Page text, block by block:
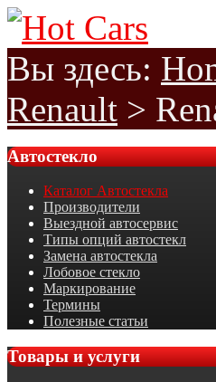
Вы здесь:
Renault >
Автостекло
Каталог Автостекла
Производители
Выездной автосервис
Типы опций автостекл
Замена автостекла
Лобовое стекло
Маркирование
Термины
Полезные статьи
Товарыи услуги